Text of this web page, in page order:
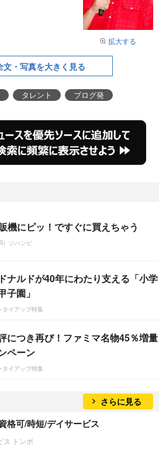
拡大する
文・写真を大きく見る
タレント ブログ発
機にピッ！ですぐに買えちゃう
）ジハンピ
ナルドが40年にわたり支える「小学
子園」
タイアップ特集
につき再び！ファミマ名物45％増量
ペーン
タイアップ特集
さらに見る
格可/時短/デイサービス
ス トンボ